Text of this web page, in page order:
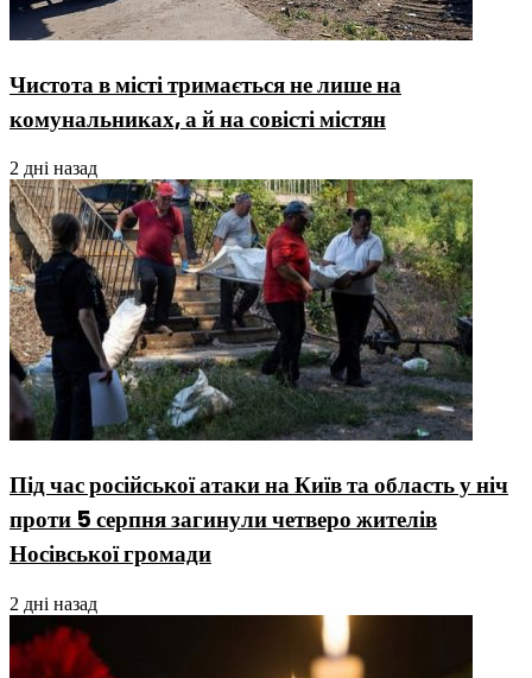
Чистота в місті тримається не лише на
комунальниках, а й на совісті містян
2 дні назад
Під час російської атаки на Київ та область у ніч
проти 5 серпня загинули четверо жителів
Носівської громади
2 дні назад